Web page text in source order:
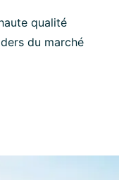
qualité
du marché